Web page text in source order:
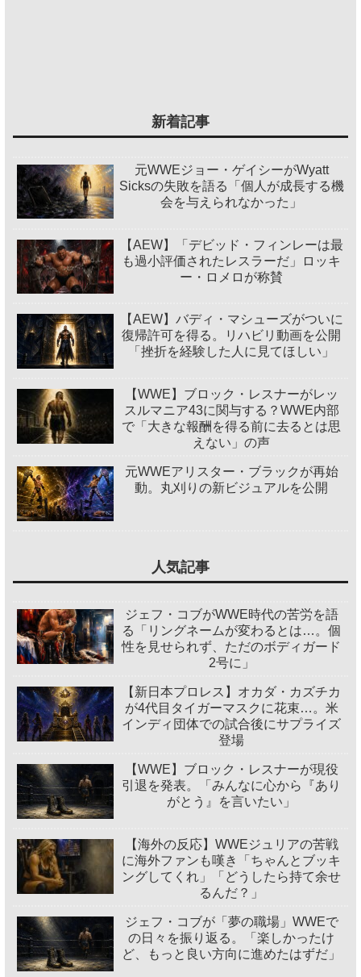
新着記事
元WWEジョー・ゲイシーがWyatt
Sicksの失敗を語る「個人が成長する機
会を与えられなかった」
【AEW】「デビッド・フィンレーは最
も過小評価されたレスラーだ」ロッキ
ー・ロメロが称賛
【AEW】バディ・マシューズがついに
復帰許可を得る。リハビリ動画を公開
「挫折を経験した人に見てほしい」
【WWE】ブロック・レスナーがレッ
スルマニア43に関与する？WWE内部
で「大きな報酬を得る前に去るとは思
えない」の声
元WWEアリスター・ブラックが再始
動。丸刈りの新ビジュアルを公開
人気記事
ジェフ・コブがWWE時代の苦労を語
る「リングネームが変わるとは…。個
性を見せられず、ただのボディガード
2号に」
【新日本プロレス】オカダ・カズチカ
が4代目タイガーマスクに花束…。米
インディ団体での試合後にサプライズ
登場
【WWE】ブロック・レスナーが現役
引退を発表。「みんなに心から『あり
がとう』を言いたい」
【海外の反応】WWEジュリアの苦戦
に海外ファンも嘆き「ちゃんとブッキ
ングしてくれ」「どうしたら持て余せ
るんだ？」
ジェフ・コブが「夢の職場」WWEで
の日々を振り返る。「楽しかったけ
ど、もっと良い方向に進めたはずだ」